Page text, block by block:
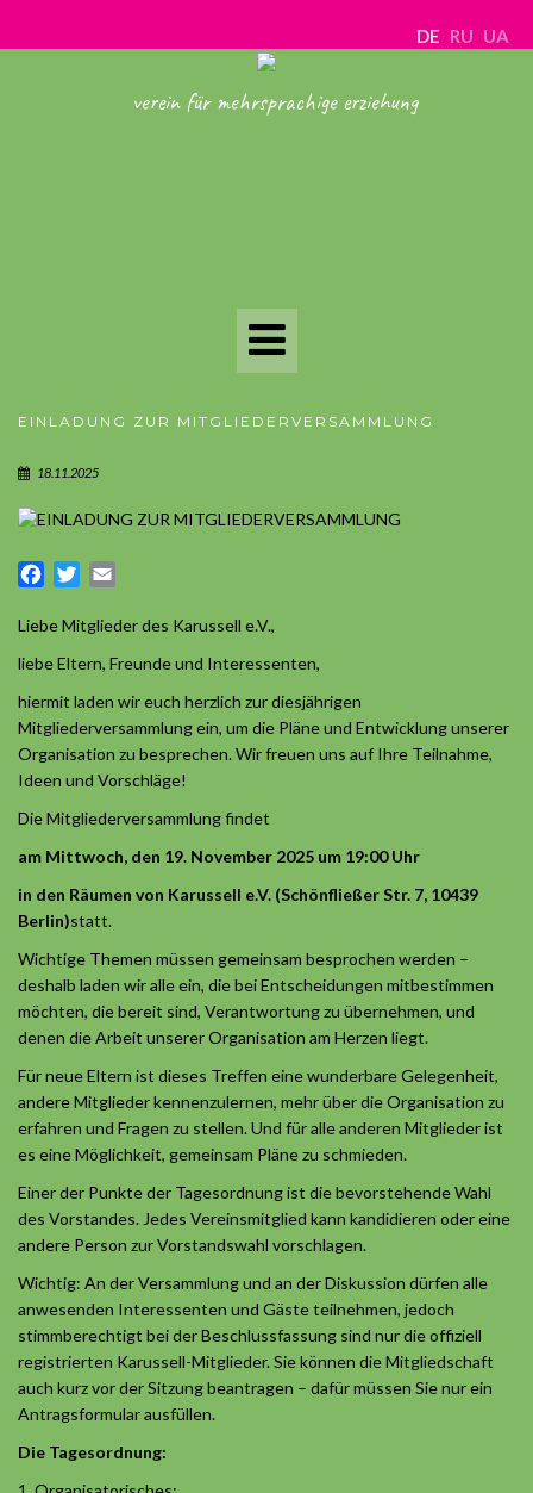
DE RU UA
verein für mehrsprachige erziehung
Toggle
Navigation
EINLADUNG ZUR MITGLIEDERVERSAMMLUNG
18.11.2025
Facebook
Twitter
Liebe Mitglieder des Karussell e.V.,
liebe Eltern, Freunde und Interessenten,
hiermit laden wir euch herzlich zur diesjährigen
Mitgliederversammlung ein, um die Pläne und Entwicklung unserer
Organisation zu besprechen. Wir freuen uns auf Ihre Teilnahme,
Ideen und Vorschläge!
Die Mitgliederversammlung findet
am Mittwoch, den 19. November 2025 um 19:00 Uhr
in den Räumen von Karussell e.V. (Schönfließer Str. 7, 10439
Berlin)statt.
Wichtige Themen müssen gemeinsam besprochen werden –
deshalb laden wir alle ein, die bei Entscheidungen mitbestimmen
möchten, die bereit sind, Verantwortung zu übernehmen, und
denen die Arbeit unserer Organisation am Herzen liegt.
Für neue Eltern ist dieses Treffen eine wunderbare Gelegenheit,
andere Mitglieder kennenzulernen, mehr über die Organisation zu
erfahren und Fragen zu stellen. Und für alle anderen Mitglieder ist
es eine Möglichkeit, gemeinsam Pläne zu schmieden.
Einer der Punkte der Tagesordnung ist die bevorstehende Wahl
des Vorstandes. Jedes Vereinsmitglied kann kandidieren oder eine
andere Person zur Vorstandswahl vorschlagen.
Wichtig: An der Versammlung und an der Diskussion dürfen alle
anwesenden Interessenten und Gäste teilnehmen, jedoch
stimmberechtigt bei der Beschlussfassung sind nur die offiziell
registrierten Karussell-Mitglieder. Sie können die Mitgliedschaft
auch kurz vor der Sitzung beantragen – dafür müssen Sie nur ein
Antragsformular ausfüllen.
Die Tagesordnung: